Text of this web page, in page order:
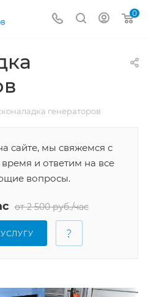
0
генераторов
сайте, мы свяжемся с
и ответим на все
вопросы.
от 2 500 руб./час